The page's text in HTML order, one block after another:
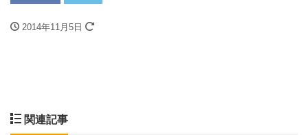
2014年11月5日
関連記事